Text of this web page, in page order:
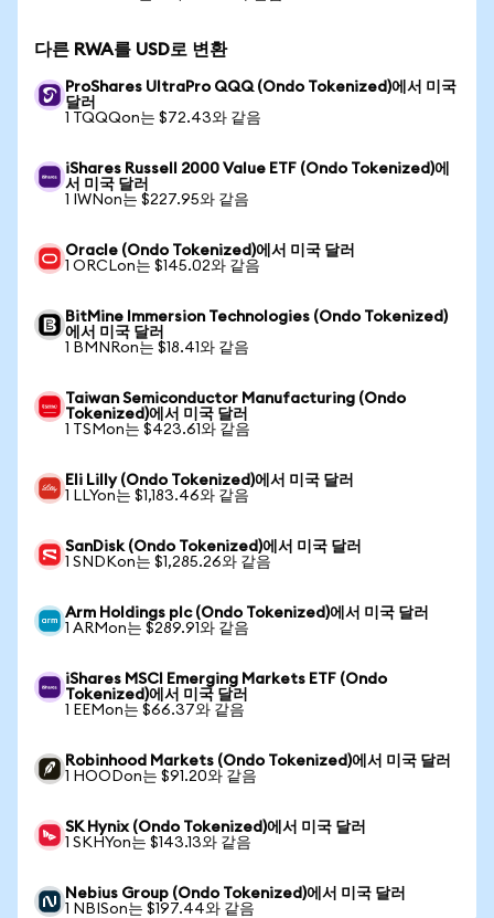
다른 RWA를 USD로 변환
ProShares UltraPro QQQ (Ondo Tokenized)에서 미국
달러
1 TQQQon는 $72.43와 같음
iShares Russell 2000 Value ETF (Ondo Tokenized)에
서 미국 달러
1 IWNon는 $227.95와 같음
Oracle (Ondo Tokenized)에서 미국 달러
1 ORCLon는 $145.02와 같음
BitMine Immersion Technologies (Ondo Tokenized)
에서 미국 달러
1 BMNRon는 $18.41와 같음
Taiwan Semiconductor Manufacturing (Ondo
Tokenized)에서 미국 달러
1 TSMon는 $423.61와 같음
Eli Lilly (Ondo Tokenized)에서 미국 달러
1 LLYon는 $1,183.46와 같음
SanDisk (Ondo Tokenized)에서 미국 달러
1 SNDKon는 $1,285.26와 같음
Arm Holdings plc (Ondo Tokenized)에서 미국 달러
1 ARMon는 $289.91와 같음
iShares MSCI Emerging Markets ETF (Ondo
Tokenized)에서 미국 달러
1 EEMon는 $66.37와 같음
Robinhood Markets (Ondo Tokenized)에서 미국 달러
1 HOODon는 $91.20와 같음
SK Hynix (Ondo Tokenized)에서 미국 달러
1 SKHYon는 $143.13와 같음
Nebius Group (Ondo Tokenized)에서 미국 달러
1 NBISon는 $197.44와 같음